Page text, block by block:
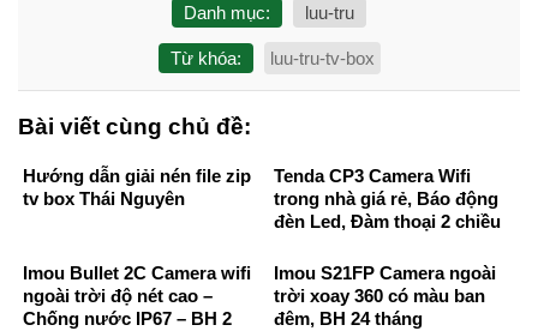
Danh mục: luu-tru
Từ khóa: luu-tru-tv-box
Bài viết cùng chủ đề:
Hướng dẫn giải nén file zip
tv box Thái Nguyên
Tenda CP3 Camera Wifi
trong nhà giá rẻ, Báo động
đèn Led, Đàm thoại 2 chiều
Imou Bullet 2C Camera wifi
ngoài trời độ nét cao –
Chống nước IP67 – BH 2
Imou S21FP Camera ngoài
trời xoay 360 có màu ban
đêm, BH 24 tháng